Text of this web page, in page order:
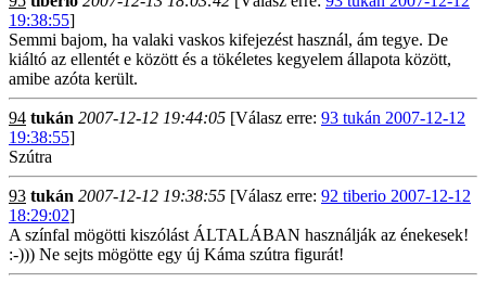
19:38:55]
Semmi bajom, ha valaki vaskos kifejezést használ, ám tegye. De
kiáltó az ellentét e között és a tökéletes kegyelem állapota között,
amibe azóta került.
94 tukán 2007-12-12 19:44:05 [Válasz erre: 93 tukán 2007-12-12
19:38:55]
Szútra
93 tukán 2007-12-12 19:38:55 [Válasz erre: 92 tiberio 2007-12-12
18:29:02]
A színfal mögötti kiszólást ÁLTALÁBAN használják az énekesek!
:-))) Ne sejts mögötte egy új Káma szútra figurát!